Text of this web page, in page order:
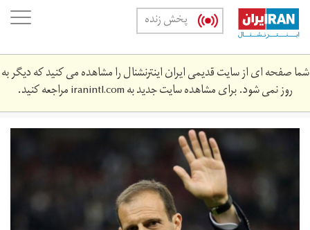
Skip
main
content
پخش زنده
شما صفحه ای از سایت قدیمی ایران اینترنشنال را مشاهده می کنید که دیگر به
روز نمی شود. برای مشاهده سایت جدید بهiranintl.comمراجعه کنید.
max-
allegri-
juventus-
2020.jpg